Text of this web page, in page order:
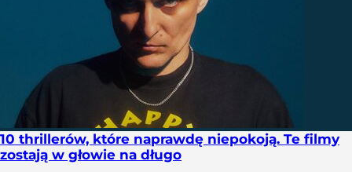
10 thrillerów, które naprawdę niepokoją. Te filmy
zostają w głowie na długo